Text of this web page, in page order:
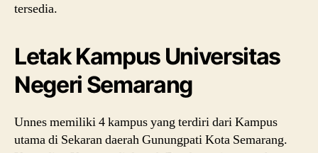
tersedia.
Letak Kampus Universitas
Negeri Semarang
Unnes memiliki 4 kampus yang terdiri dari Kampus
utama di Sekaran daerah Gunungpati Kota Semarang.